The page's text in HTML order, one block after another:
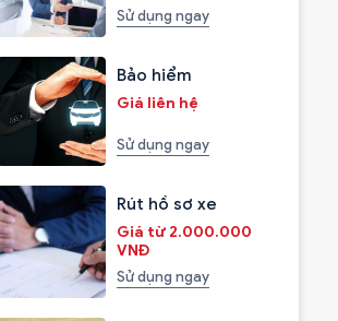
Sử dụng ngay
Bảo hiểm
Giá liên hệ
Sử dụng ngay
Rút hồ sơ xe
Giá từ 2.000.000
VNĐ
Sử dụng ngay